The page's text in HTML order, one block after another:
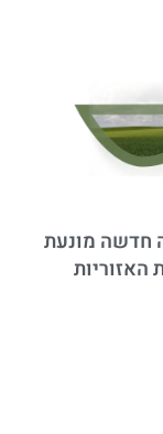
חדשה מונעת
האזוריות